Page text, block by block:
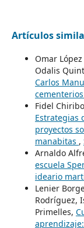
Artículos
Omar
Odalis
Carlos
Fidel
Estrategias
proyectos
manabitas ,
Arnaldo
escuela
ideario
Lenier
Rodríguez,
Primelles,